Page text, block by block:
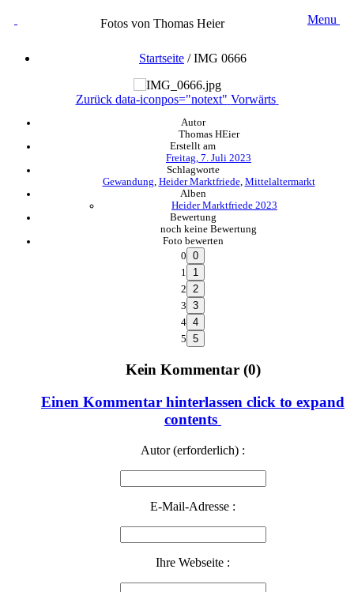
Fotos von Thomas Heier Menu
Startseite /IMG 0666
Zurück data-iconpos="notext" Vorwärts
Autor
Thomas HEier
Erstellt am
Freitag, 7. Juli 2023
Schlagworte
Gewandung Heider Marktfriede, Mittelaltermarkt
Alben
Heider Marktfriede 2023
Bewertung
noch keine Bewertung
Foto bewerten
0
1
2
3
4
5
Kein Kommentar (0)
Einen Kommentar hinterlassen click to expand
contents
Autor (erforderlich) :
E-Mail-Adresse :
Ihre Webseite :